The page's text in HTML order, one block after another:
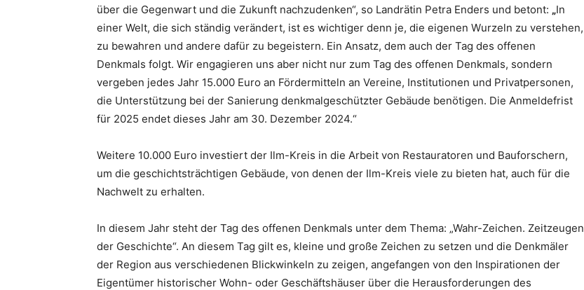
über die Gegenwart und die Zukunft nachzudenken“, so Landrätin Petra Enders und betont: „In
einer Welt, die sich ständig verändert, ist es wichtiger denn je, die eigenen Wurzeln zu verstehen,
zu bewahren und andere dafür zu begeistern. Ein Ansatz, dem auch der Tag des offenen
Denkmals folgt. Wir engagieren uns aber nicht nur zum Tag des offenen Denkmals, sondern
vergeben jedes Jahr 15.000 Euro an Fördermitteln an Vereine, Institutionen und Privatpersonen,
die Unterstützung bei der Sanierung denkmalgeschützter Gebäude benötigen. Die Anmeldefrist
für 2025 endet dieses Jahr am 30. Dezember 2024.“
Weitere 10.000 Euro investiert der Ilm-Kreis in die Arbeit von Restauratoren und Bauforschern,
um die geschichtsträchtigen Gebäude, von denen der Ilm-Kreis viele zu bieten hat, auch für die
Nachwelt zu erhalten.
In diesem Jahr steht der Tag des offenen Denkmals unter dem Thema: „Wahr-Zeichen. Zeitzeugen
der Geschichte“. An diesem Tag gilt es, kleine und große Zeichen zu setzen und die Denkmäler
der Region aus verschiedenen Blickwinkeln zu zeigen, angefangen von den Inspirationen der
Eigentümer historischer Wohn- oder Geschäftshäuser über die Herausforderungen des